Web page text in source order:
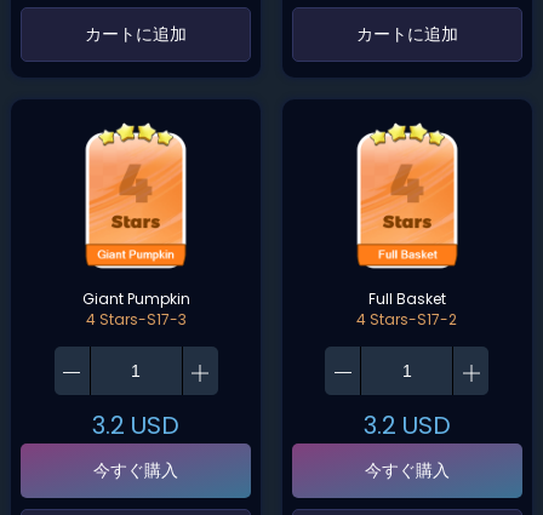
‌カートに追加‌ ‌カートに追加‌
Giant Pumpkin
4 Stars-S17-3
3.2 USD
今すぐ購入
Full Basket
4 Stars-S17-2
3.2 USD
今すぐ購入